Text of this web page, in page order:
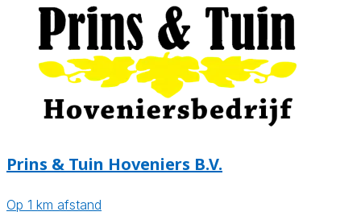
Prins & Tuin Hoveniers B.V.
Op 1 km afstand